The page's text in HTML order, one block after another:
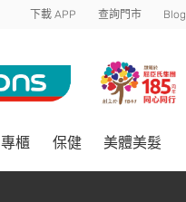
下載 APP 查詢門市 Blog
專櫃 保健 美體美髮